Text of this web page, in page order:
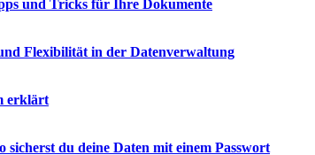
und Tricks für Ihre Dokumente
Flexibilität in der Datenverwaltung
erklärt
du deine Daten mit einem Passwort